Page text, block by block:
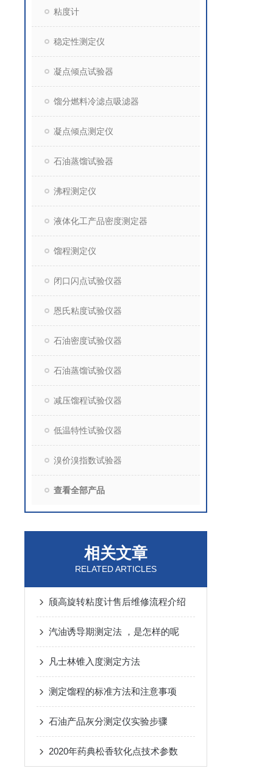
粘度计
稳定性测定仪
凝点倾点试验器
馏分燃料冷滤点吸滤器
凝点倾点测定仪
石油蒸馏试验器
沸程测定仪
液体化工产品密度测定器
馏程测定仪
闭口闪点试验仪器
恩氏粘度试验仪器
石油密度试验仪器
石油蒸馏试验仪器
减压馏程试验仪器
低温特性试验仪器
溴价溴指数试验器
查看全部产品
相关文章
RELATED ARTICLES
颀高旋转粘度计售后维修流程介绍
汽油诱导期测定法 ，是怎样的呢
凡士林锥入度测定方法
测定馏程的标准方法和注意事项
石油产品灰分测定仪实验步骤
2020年药典松香软化点技术参数